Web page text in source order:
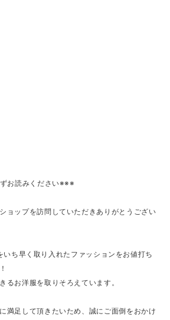
お読みください※※※
ョップを訪問していただきありがとうござい
いち早く取り入れたファッションをお値打ち
るお洋服を取りそろえています。
満足して頂きたいため、誠にご面倒をおかけ